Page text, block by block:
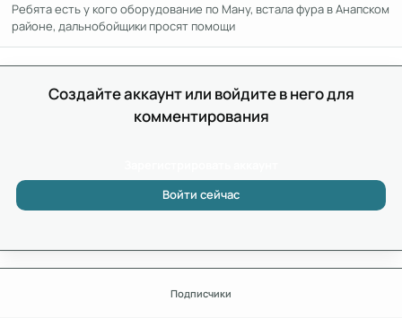
Ребята есть у кого оборудование по Ману, встала фура в Анапском
районе, дальнобойщики просят помощи
Создайте аккаунт или войдите в него для
комментирования
Войти сейчас
Подписчики